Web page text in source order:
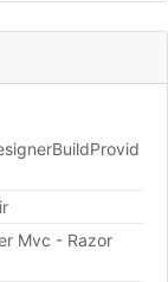
Mvc - Razor